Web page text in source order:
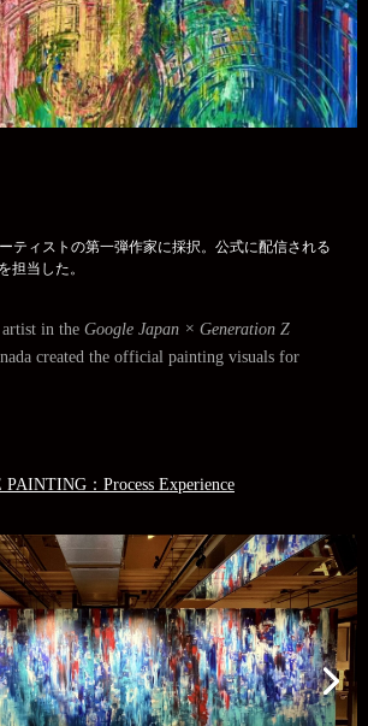
ーティストの第一弾作家に採択。公式に配信される
担当した。
artist in theGoogle Japan × Generation Z
created the official painting visuals for
：Process Experience